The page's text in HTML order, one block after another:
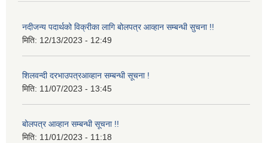
नदीजन्य पदार्थको विक्रीका लागि बोलपत्र आव्हान सम्बन्धी सुचना !!
मिति: 12/13/2023 - 12:49
शिलवन्दी दरभाउपत्रआव्हान सम्बन्धी सूचना !
मिति: 11/07/2023 - 13:45
बोलपत्र आव्हान सम्बन्धी सूचना !!
मिति: 11/01/2023 - 11:18